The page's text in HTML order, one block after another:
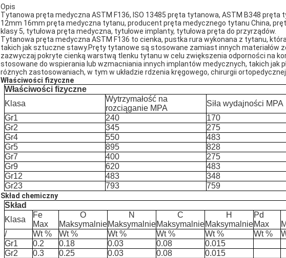
Opis
Tytanowa pręta medyczna ASTM F136, ISO 13485 pręta tytanowa, ASTM B348
12mm 16mm pręta medyczna tytanu, producent pręta medycznego tytanu China,
klasy 5, tytułowa pręta medyczna, tytułowe implanty, tytułowa pręta do przyrządów.
Tytanowa pręta medyczna ASTM F136 to cienka, pustka rura wykonana z tytanu,
takich jak sztuczne stawy.Pręty tytanowe są stosowane zamiast innych materiałów
zazwyczaj pokryte cienką warstwą tlenku tytanu w celu zwiększenia odporności na
stosowane do wspierania lub wzmacniania innych implantów medycznych, takich jak
różnych zastosowaniach, w tym w układzie rdzenia kręgowego, chirurgii
Właściwości fizyczne
Właściwości fizyczne
Klasa
Wytrzymałość na
rozciąganie MPA
Siła wydajności MPA
Gr1
240 170
Gr2
345 275
Gr4
550 483
Gr5
895 828
Gr7
400 275
Gr9
620 483
Gr12
483 348
Gr23
793 759
Skład chemiczny
Skład
Klasa
Fe
Max
O
Maksymalnie
N
Maksymalnie
C
Maksymalnie
H
Maksymalnie
Pd
Max
/
Wt % Wt % Wt % Wt % Wt % Wt %
Gr1
0.2 0.18 0.03 0.08
0.015
Gr2
0.3 0.25 0.03 0.08
0.015